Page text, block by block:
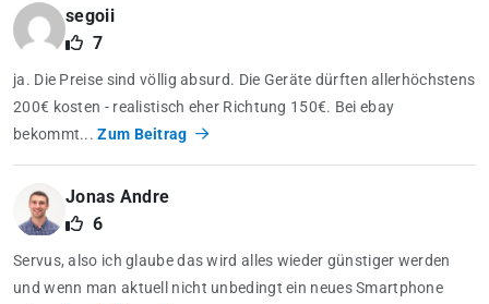
segoii
7
ja. Die Preise sind völlig absurd. Die Geräte dürften allerhöchstens
200€ kosten - realistisch eher Richtung 150€. Bei ebay
bekommt...Zum Beitrag
Jonas Andre
6
Servus, also ich glaube das wird alles wieder günstiger werden
und wenn man aktuell nicht unbedingt ein neues Smartphone